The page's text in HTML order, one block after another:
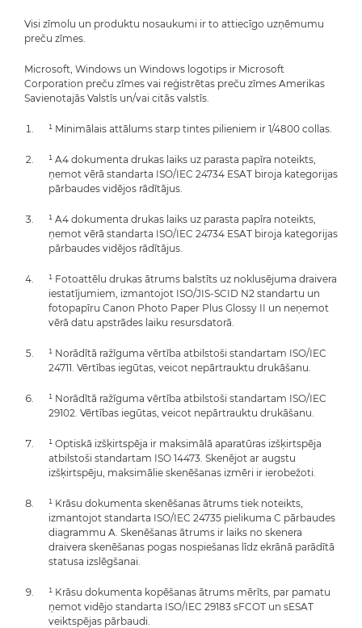
Visi zīmolu un produktu nosaukumi ir to attiecīgo uzņēmumu
preču zīmes.
Microsoft, Windows un Windows logotips ir Microsoft
Corporation preču zīmes vai reģistrētas preču zīmes Amerikas
Savienotajās Valstīs un/vai citās valstīs.
¹ Minimālais attālums starp tintes pilieniem ir 1/4800 collas.
¹ A4 dokumenta drukas laiks uz parasta papīra noteikts,
ņemot vērā standarta ISO/IEC 24734 ESAT biroja kategorijas
pārbaudes vidējos rādītājus.
¹ A4 dokumenta drukas laiks uz parasta papīra noteikts,
ņemot vērā standarta ISO/IEC 24734 ESAT biroja kategorijas
pārbaudes vidējos rādītājus.
¹ Fotoattēlu drukas ātrums balstīts uz noklusējuma draivera
iestatījumiem, izmantojot ISO/JIS-SCID N2 standartu un
fotopapīru Canon Photo Paper Plus Glossy II un neņemot
vērā datu apstrādes laiku resursdatorā.
¹ Norādītā ražīguma vērtība atbilstoši standartam ISO/IEC
24711. Vērtības iegūtas, veicot nepārtrauktu drukāšanu.
¹ Norādītā ražīguma vērtība atbilstoši standartam ISO/IEC
29102. Vērtības iegūtas, veicot nepārtrauktu drukāšanu.
¹ Optiskā izšķirtspēja ir maksimālā aparatūras izšķirtspēja
atbilstoši standartam ISO 14473. Skenējot ar augstu
izšķirtspēju, maksimālie skenēšanas izmēri ir ierobežoti.
¹ Krāsu dokumenta skenēšanas ātrums tiek noteikts,
izmantojot standarta ISO/IEC 24735 pielikuma C pārbaudes
diagrammu A. Skenēšanas ātrums ir laiks no skenera
draivera skenēšanas pogas nospiešanas līdz ekrānā parādītā
statusa izslēgšanai.
¹ Krāsu dokumenta kopēšanas ātrums mērīts, par pamatu
ņemot vidējo standarta ISO/IEC 29183 sFCOT un sESAT
veiktspējas pārbaudi.